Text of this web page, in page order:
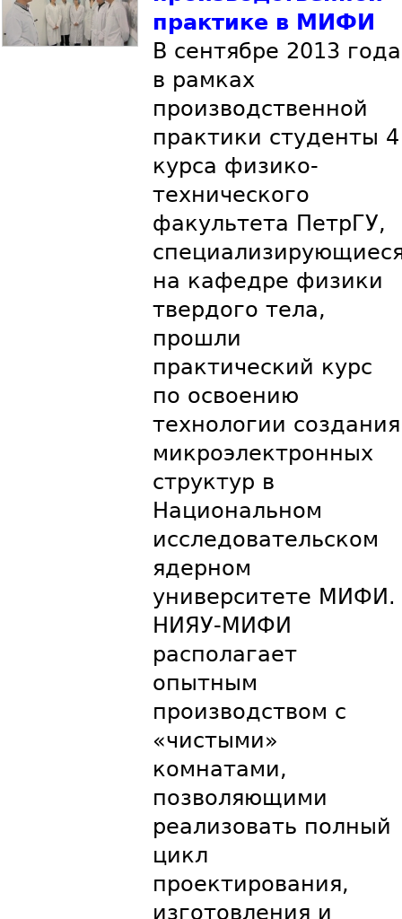
практике в МИФИ
В сентябре 2013 года
в рамках
производственной
практики студенты 4
курса физико-
технического
факультета ПетрГУ,
на кафедре физики
твердого тела,
прошли
практический курс
по освоению
технологии создания
микроэлектронных
структур в
Национальном
исследовательском
ядерном
университете МИФИ.
НИЯУ-МИФИ
располагает
опытным
производством с
«чистыми»
комнатами,
позволяющими
реализовать полный
цикл
проектирования,
изготовления и